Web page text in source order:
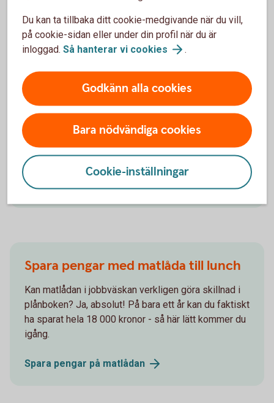
Andra läser också
Konsten att leva på en liten budget
För mycket månad kvar i slutet av lönen? Här är våra
20 bästa tips på hur du lever sparsamt – utan att det
blir torftigt.
Ekonomiska tips – klara dig på lite
Spara pengar med matlåda till lunch
Kan matlådan i jobbväskan verkligen göra skillnad i
plånboken? Ja, absolut! På bara ett år kan du faktiskt
ha sparat hela 18 000 kronor - så här lätt kommer du
igång.
Spara pengar på matlådan
Du kan ta tillbaka ditt cookie-medgivande när du vill,
på cookie-sidan eller under din profil när du är
inloggad. Så hanterar vi cookies .
Godkänn alla cookies
Bara nödvändiga cookies
Cookie-inställningar